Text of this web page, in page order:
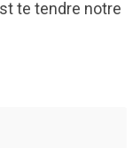
te tendre notre